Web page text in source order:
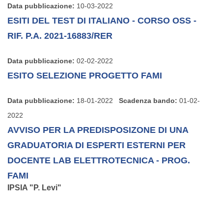
Data pubblicazione: 10-03-2022
ESITI DEL TEST DI ITALIANO - CORSO OSS -
RIF. P.A. 2021-16883/RER
Data pubblicazione: 02-02-2022
ESITO SELEZIONE PROGETTO FAMI
Data pubblicazione: 18-01-2022 Scadenza bando: 01-02-
2022
AVVISO PER LA PREDISPOSIZONE DI UNA
GRADUATORIA DI ESPERTI ESTERNI PER
DOCENTE LAB ELETTROTECNICA - PROG.
FAMI
IPSIA "P. Levi"